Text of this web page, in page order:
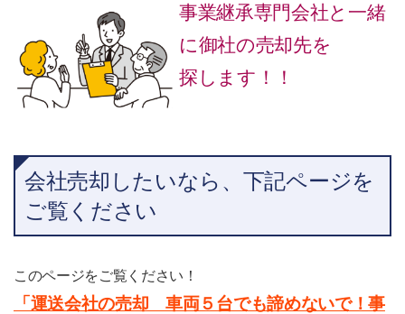
事業継承専門会社と一緒
に御社の売却先を
探します！！
会社売却したいなら、下記ページを
ご覧ください
このページをご覧ください！
「運送会社の売却 車両５台でも諦めないで！事